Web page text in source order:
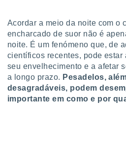
com
Pode
na nossa
e
a
Acordar a meio da noite com o
encharcado de suor não é
noite. É um fenómeno que, de
científicos recentes, pode estar
seu envelhecimento e a afetar
a longo prazo. Pesadelos,
desagradáveis, podem
importante em como e por